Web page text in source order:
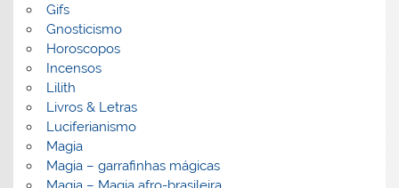
Gifs
Gnosticismo
Horoscopos
Incensos
Lilith
Livros & Letras
Luciferianismo
Magia
Magia – garrafinhas mágicas